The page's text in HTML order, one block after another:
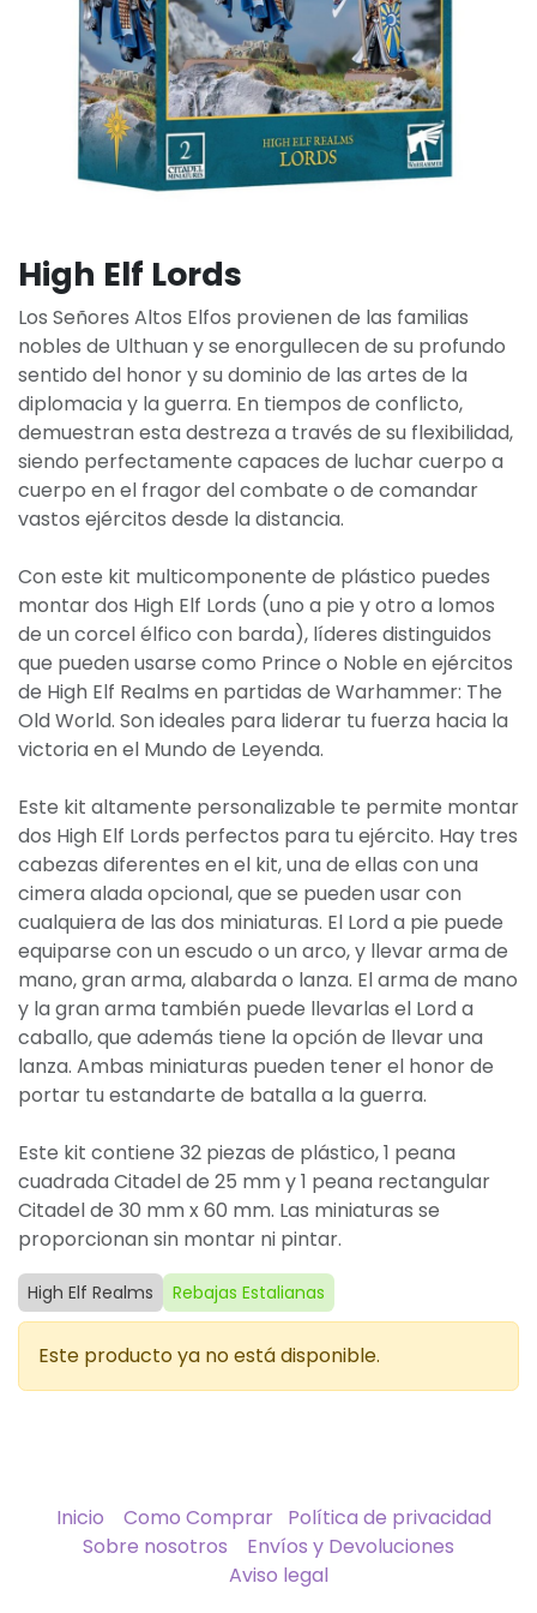
High Elf Lords
Los Señores Altos Elfos provienen de las familias
nobles de Ulthuan y se enorgullecen de su profundo
sentido del honor y su dominio de las artes de la
diplomacia y la guerra. En tiempos de conflicto,
demuestran esta destreza a través de su flexibilidad,
siendo perfectamente capaces de luchar cuerpo a
cuerpo en el fragor del combate o de comandar
vastos ejércitos desde la distancia.
Con este kit multicomponente de plástico puedes
montar dos High Elf Lords (uno a pie y otro a lomos
de un corcel élfico con barda), líderes distinguidos
que pueden usarse como Prince o Noble en ejércitos
de High Elf Realms en partidas de Warhammer: The
Old World. Son ideales para liderar tu fuerza hacia la
victoria en el Mundo de Leyenda.
Este kit altamente personalizable te permite montar
dos High Elf Lords perfectos para tu ejército. Hay tres
cabezas diferentes en el kit, una de ellas con una
cimera alada opcional, que se pueden usar con
cualquiera de las dos miniaturas. El Lord a pie puede
equiparse con un escudo o un arco, y llevar arma de
mano, gran arma, alabarda o lanza. El arma de mano
y la gran arma también puede llevarlas el Lord a
caballo, que además tiene la opción de llevar una
lanza. Ambas miniaturas pueden tener el honor de
portar tu estandarte de batalla a la guerra.
Este kit contiene 32 piezas de plástico, 1 peana
cuadrada Citadel de 25 mm y 1 peana rectangular
Citadel de 30 mm x 60 mm. Las miniaturas se
proporcionan sin montar ni pintar.
High Elf Realms Rebajas Estalianas
Este producto ya no está disponible.
Inicio Como Comprar Política de privacidad
Sobre nosotros
Envíos y Devoluciones
Aviso legal